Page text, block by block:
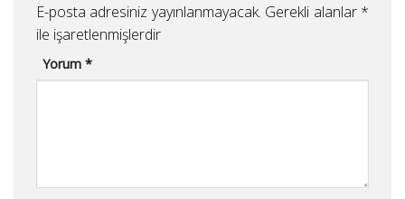
E-posta adresiniz yayınlanmayacak. Gerekli alanlar *
ile işaretlenmişlerdir
Yorum*